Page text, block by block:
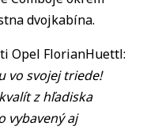
dvojkabína.
Opel FlorianHuettl:
vo svojej triede!
z hľadiska
vybavený aj